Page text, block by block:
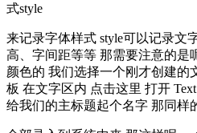
式style
来记录字体样式 style可以记录文
高、字间距等等 那需要注意的是
颜色的 我们选择一个刚才创建的
板 在文字区内 点击这里 打开
给我们的主标题起个名字 那同样